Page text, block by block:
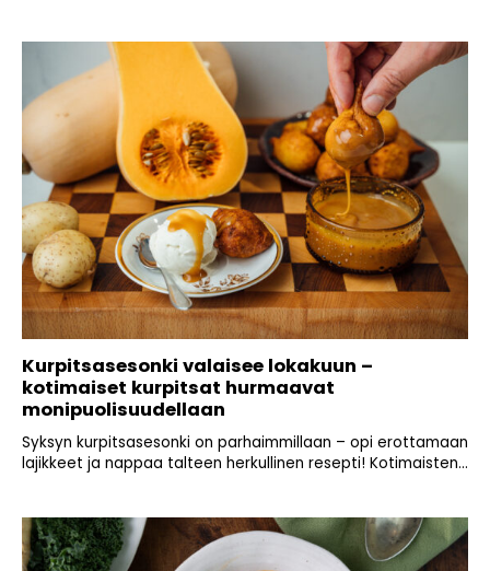
Kurpitsasesonki valaisee lokakuun –
kotimaiset kurpitsat hurmaavat
monipuolisuudellaan
Syksyn kurpitsasesonki on parhaimmillaan – opi erottamaan
lajikkeet ja nappaa talteen herkullinen resepti! Kotimaisten...